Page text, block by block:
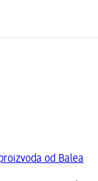
od Balea